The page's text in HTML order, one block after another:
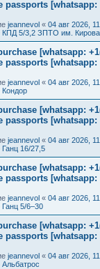
passports [whatsapp:
jeannevol « 04 авг 2026,
КПД 5/3,2 ЗПТО им. Кирова
[whatsapp:
passports [whatsapp:
jeannevol « 04 авг 2026,
Кондор
[whatsapp:
passports [whatsapp:
jeannevol « 04 авг 2026,
Ганц 16/27,5
[whatsapp:
passports [whatsapp:
jeannevol « 04 авг 2026,
Ганц 5/6–30
[whatsapp:
passports [whatsapp:
jeannevol « 04 авг 2026,
Альбатрос